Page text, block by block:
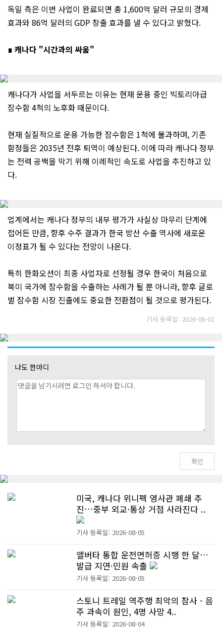
독일 측은 이번 사업이 완료되면 총 1,600억 달러 규모의 경제
효과와 86억 달러의 GDP 창출 효과를 낼 수 있다고 밝혔다.
∎ 캐나다 "시간과의 싸움"
캐나다가 사업을 서두르는 이유는 현재 운용 중인 빅토리아급
잠수함 4척의 노후화 때문이다.
현재 실질적으로 운용 가능한 잠수함은 1척에 불과하며, 기존
함정들은 2035년 전후 퇴역이 예상된다. 이에 따라 캐나다 정부
는 전력 공백을 막기 위해 이례적인 속도로 사업을 추진하고 있
다.
업계에서는 캐나다 정부의 내부 평가가 사실상 마무리 단계에
접어든 만큼, 향후 수주 결과가 한국 방산 수출 역사에 새로운
이정표가 될 수 있다는 전망이 나온다.
특히 한화오션이 최종 사업자로 선정될 경우 한국이 처음으로
북미 국가에 잠수함을 수출하는 사례가 될 뿐 아니라, 향후 글로
벌 잠수함 시장 진출에도 중요한 전환점이 될 것으로 평가된다.
기사 등록일: 2026-06-01
나도 한마디
미국, 캐나다 위니펙 영사관 폐쇄 추
진…중부 외교·통상 거점 사라진다 ..
기사 등록일: 2026-08-05
앨버타 통합 운전면허증 시행 한 달…
발급 지연·민원 속출
기사 등록일: 2026-08-05
스토니 트레일 역주행 최악의 참사 - 음
주 과속이 원인, 4명 사망 4..
기사 등록일: 2026-08-04